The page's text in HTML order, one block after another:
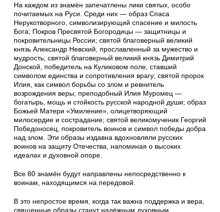
На каждом из знамён запечатлены лики святых, особо
почитаемых на Руси. Среди них — образ Спаса
Нерукотворного, символизирующий спасение и милость
Бога; Покров Пресвятой Богородицы — защитницы и
покровительницы России; святой благоверный великий
князь Александр Невский, прославленный за мужество и
мудрость; святой благоверный великий князь Димитрий
Донской, победитель на Куликовом поле, ставший
символом единства и сопротивления врагу; святой пророк
Илия, как символ борьбы со злом и ревнитель
возрождения веры; преподобный Илия Муромец —
богатырь, мощь и стойкость русской народной души; образ
Божьей Матери «Умиление», олицетворяющий
милосердие и сострадание; святой великомученик Георгий
Победоносец, покровитель воинов и символ победы добра
над злом. Эти образы издавна вдохновляли русских
воинов на защиту Отечества, напоминая о высоких
идеалах и духовной опоре.
Все 80 знамён будут направлены непосредственно к
воинам, находящимся на передовой.
В это непростое время, когда так важна поддержка и вера,
священные образы станут надёжным духовным